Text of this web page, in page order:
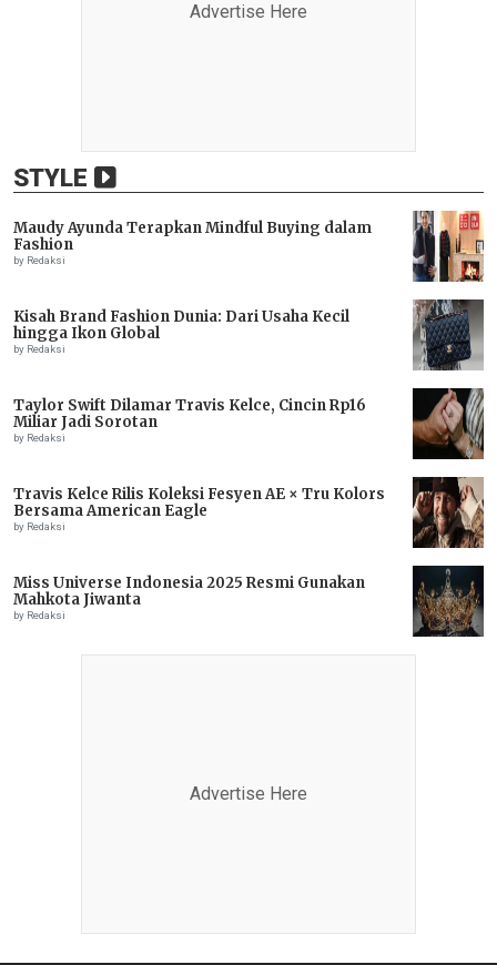
Advertise Here
STYLE
Maudy Ayunda Terapkan Mindful Buying dalam
Fashion
by Redaksi
Kisah Brand Fashion Dunia: Dari Usaha Kecil
hingga Ikon Global
by Redaksi
Taylor Swift Dilamar Travis Kelce, Cincin Rp16
Miliar Jadi Sorotan
by Redaksi
Travis Kelce Rilis Koleksi Fesyen AE × Tru Kolors
Bersama American Eagle
by Redaksi
Miss Universe Indonesia 2025 Resmi Gunakan
Mahkota Jiwanta
by Redaksi
Advertise Here